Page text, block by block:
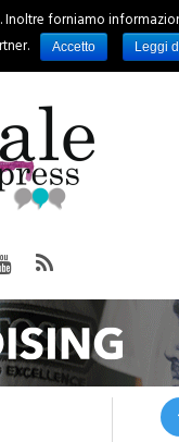
RUBRICHE SPORT
forniamo
Accetto Leggi